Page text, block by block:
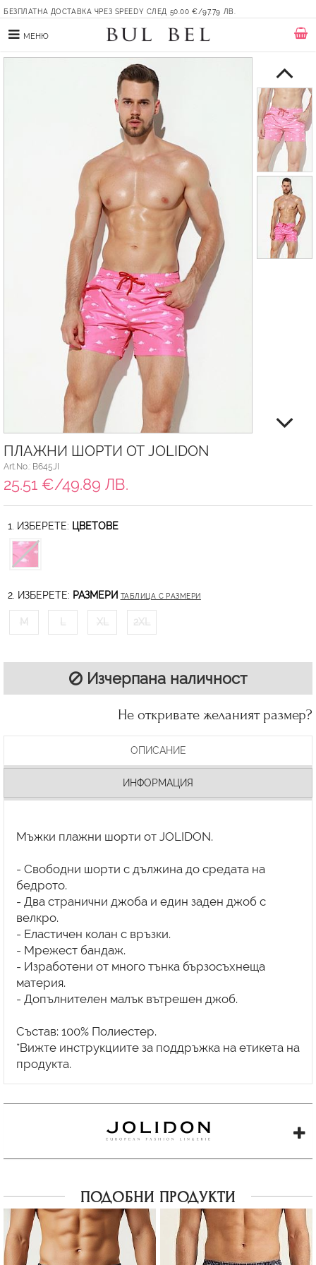
БЕЗПЛАТНА ДОСТАВКА ЧРЕЗ SPEEDY СЛЕД 50.00 €/97.79 ЛВ.
МЕНЮ
ПЛАЖНИ ШОРТИ ОТ JOLIDON
Art.No.: B645JI
25.51 €/49.89 ЛВ.
1. ИЗБЕРЕТЕ: ЦВЕТОВЕ
2. ИЗБЕРЕТЕ: РАЗМЕРИ ТАБЛИЦА С РАЗМЕРИ
M L XL 2XL
Изчерпана наличност
Не откривате желаният размер?
ОПИСАНИЕ
ИНФОРМАЦИЯ
Мъжки плажни шорти от JOLIDON.
- Свободни шорти с дължина до средата на
бедрото.
- Два странични джоба и един заден джоб с
велкро.
- Еластичен колан с връзки.
- Мрежест бандаж.
- Изработени от много тънка бързосъхнеща
материя.
- Допълнителен малък вътрешен джоб.
Състав: 100% Полиестер.
*Вижте инструкциите за поддръжка на етикета на
ПОДОБНИ ПРОДУКТИ